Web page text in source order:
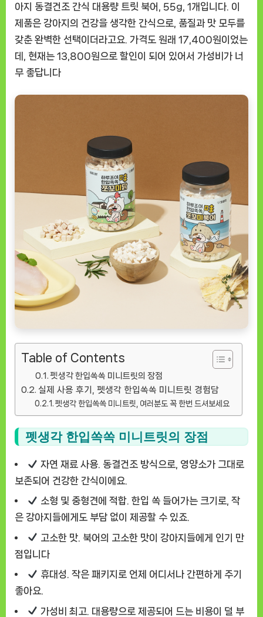
아지 동결건조 간식 대용량 트릿 북어, 55g, 1개 입니다. 이
제품은 강아지의 건강을 생각한 간식으로, 품질과 맛 모두를
갖춘 완벽한 선택이더라고요. 가격도 원래 17,400원이었는
데, 현재는 13,800원으로 할인이 되어 있어서 가성비가 너
무 좋답니다
Table of Contents
펫생각 한입쏙쏙 미니트릿의 장점
실제 사용 후기, 펫생각 한입쏙쏙 미니트릿 경험담
펫생각 한입쏙쏙 미니트릿, 여러분도 꼭 한번 드셔보세요
펫생각 한입쏙쏙 미니트릿의 장점
자연 재료 사용. 동결건조 방식으로, 영양소가 그대로
보존되어 건강한 간식이에요.
소형 및 중형견에 적합. 한입 쏙 들어가는 크기로, 작
은 강아지들에게도 부담 없이 제공할 수 있죠.
고소한 맛. 북어의 고소한 맛이 강아지들에게 인기 만
점입니다
휴대성. 작은 패키지로 언제 어디서나 간편하게 주기
좋아요.
가성비 최고. 대용량으로 제공되어 드는 비용이 덜 부